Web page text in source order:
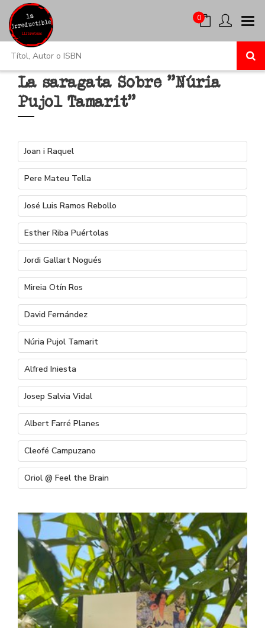
0
La saragata Sobre "Núria
Pujol Tamarit"
Joan i Raquel
Pere Mateu Tella
José Luis Ramos Rebollo
Esther Riba Puértolas
Jordi Gallart Nogués
Mireia Otín Ros
David Fernández
Núria Pujol Tamarit
Alfred Iniesta
Josep Salvia Vidal
Albert Farré Planes
Cleofé Campuzano
Oriol @ Feel the Brain